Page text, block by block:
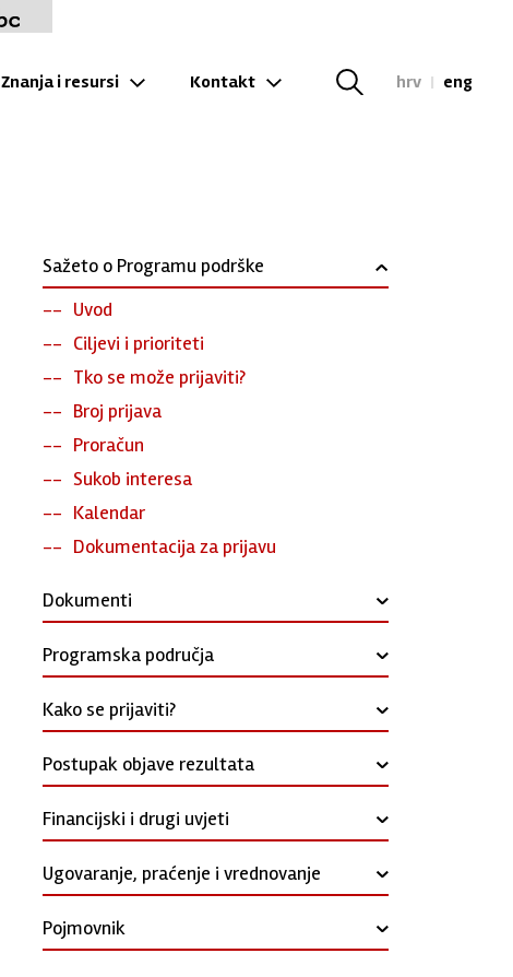
Znanja i resursi Kontakt hrv | eng
Sažeto o Programu podrške ›
Uvod
Ciljevi i prioriteti
Tko se može prijaviti?
Broj prijava
Proračun
Sukob interesa
Kalendar
Dokumentacija za prijavu
Dokumenti ›
Programska područja ›
Kako se prijaviti? ›
Postupak objave rezultata ›
Financijski i drugi uvjeti ›
Ugovaranje, praćenje i vrednovanje ›
Pojmovnik ›